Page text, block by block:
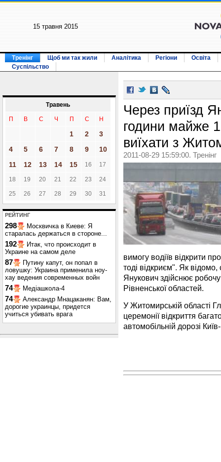
15 травня 2015
Тренінг Щоб ми так жили Аналітика Регіони
Освіта
Суспільство
Травень
П В С Ч П С Н
1 2
3
4
5 6 7 8 9
10
11
12 13 14 15 16 17
18 19 20 21 22 23 24
25 26 27 28 29 30 31
РЕЙТИНГ
298
Москвичка в Киеве: Я
старалась держаться в стороне...
192
Итак, что происходит в
Украине на самом деле
87
Путину капут, он попал в
ловушку: Украина применила ноу-
хау ведения современных войн
74 Медіашкола-4
74
Александр Мнацаканян: Вам,
дорогие украинцы, придется
учиться убивать врага
Через приїзд
години майже
виїхати з
2011-08-29 15:59:00. Тренінг
вимогу водіїв відкрити
тоді відкриєм". Як відомо,
Янукович здійснює
Рівненської областей.
У Житомирській області
церемонії відкриття
автомобільній дорозі